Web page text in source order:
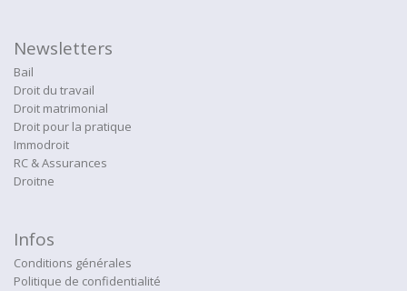
Newsletters
Bail
Droit du travail
Droit matrimonial
Droit pour la pratique
Immodroit
RC & Assurances
Droitne
Infos
Conditions générales
Politique de confidentialité